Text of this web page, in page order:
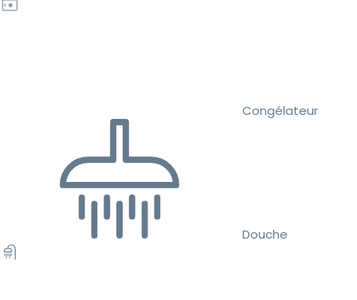
Congélateur
Douche